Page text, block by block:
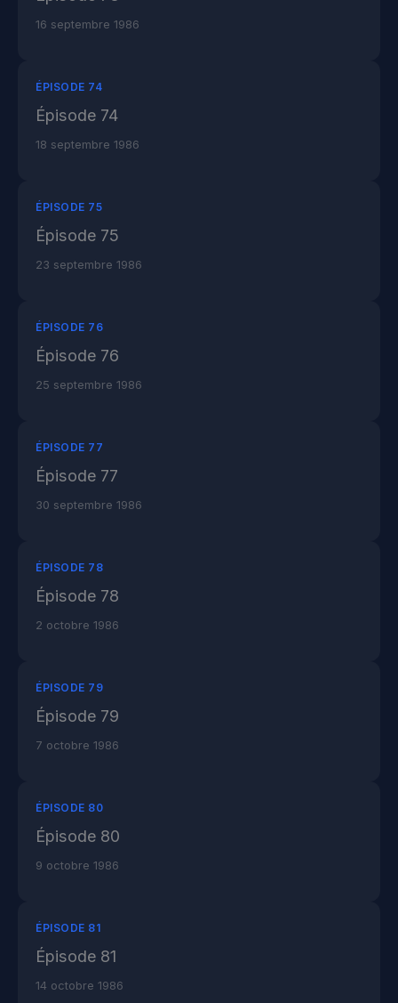
16 septembre 1986
ÉPISODE 74
Épisode 74
18 septembre 1986
ÉPISODE 75
Épisode 75
23 septembre 1986
ÉPISODE 76
Épisode 76
25 septembre 1986
ÉPISODE 77
Épisode 77
30 septembre 1986
ÉPISODE 78
Épisode 78
2 octobre 1986
ÉPISODE 79
Épisode 79
7 octobre 1986
ÉPISODE 80
Épisode 80
9 octobre 1986
ÉPISODE 81
Épisode 81
14 octobre 1986